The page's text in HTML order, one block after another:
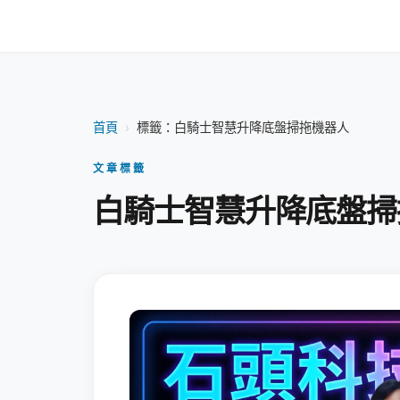
首頁 › 標籤：白騎士智慧升降底盤掃拖機器人
文章標籤
白騎士智慧升降底盤